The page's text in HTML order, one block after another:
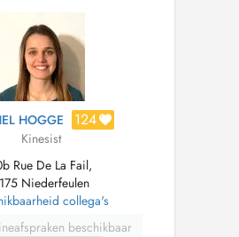
former depuis la fin de mes
enchainé a...
HOGGE 124
Kinesist
Rue De La Fail,
Niederfeulen
collega's
beschikbaar